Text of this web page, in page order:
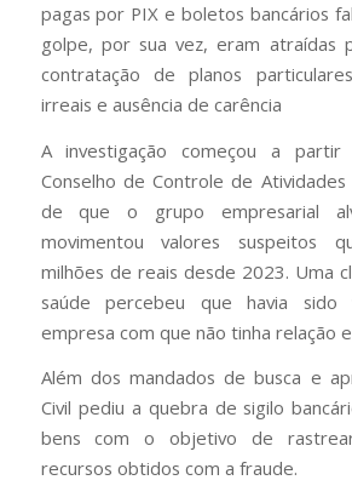
pagas por PIX e boletos bancários
golpe, por sua vez, eram atraídas
contratação de planos
irreais e ausência de carência
A investigação começou a partir
Conselho de Controle de Atividades
de que o grupo empresarial
movimentou valores suspeitos
milhões de reais desde 2023. Uma
saúde percebeu que havia sido
empresa com que não tinha relação
Além dos mandados de busca e
Civil pediu a quebra de sigilo
bens com o objetivo de
recursos obtidos com a fraude.